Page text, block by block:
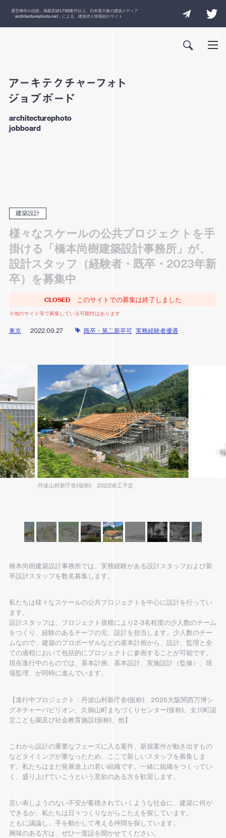
運営15年の信頼、掲載実績1,700案件以上。日本最大級の建築メディア
「architecturephoto.net 」による、建築求人情報紹介サイト
architecturephoto
jobboard
建築設計
様々なスケールの公共プロジェクトを手
掛ける「橋本尚樹建築設計事務所」が、
設計スタッフ（経験者・既卒・2023年新
卒）を募集中
CLOSED このサイトでの募集は終了しました
※他のサイト等で募集している可能性はあります
東京 2022.09.27 既卒・第二新卒可 実務経験者優遇
丹波山村新庁舎(仮称) 2022竣工予定
橋本尚樹建築設計事務所では、実務経験がある設計スタッフおよび新
卒設計スタッフを数名募集します。
私たちは様々なスケールの公共プロジェクトを中心に設計を行ってい
ます。
設計スタッフは、プロジェクト規模により2-3名程度の少人数のチーム
をつくり、経験のあるチーフの元、設計を担当します。少人数のチー
ムなので、建築のプロポーザルなどの基本計画から、設計、監理と全
ての過程において包括的にプロジェクトに参画することが可能です。
現在進行中のものでは、基本計画、基本設計、実施設計（監修）、現
場監理、が同時に進んでいます。
【進行中プロジェクト：丹波山村新庁舎(仮称)、2025大阪関西万博シ
グネチャーパビリオン、久御山町まちづくりセンター(仮称)、女川町認
定こども園及び社会教育施設(仮称)、他】
これから設計の重要なフェーズに入る案件、新規案件が動き出すもの
などタイミングが重なったため、ここで新しいスタッフを募集しま
す。私たちはまだ発展途上の若い組織です。一緒に組織をつくってい
く、盛り上げていこうという意欲のある方を歓迎します。
言い表しようのない不安が蓄積されていくような社会に、建築に何が
できるか、私たちは日々つくりながらこたえを探しています。
ともに議論し、手を動かして考える仲間を探しています。
興味のある方は、ぜひ一度話を聞かせてください。